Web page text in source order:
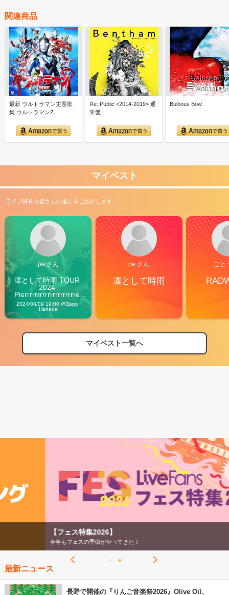
関連商品
最新 ウルトラマン主題歌
集 ウルトラマンZ
Re: Public <2014-2019> 通
常盤
Bulbous Bow
マイベスト
ライブ好きの皆さんの推しをご紹介します。
pe さん
凛として時雨 TOUR
2024
Pierrrrrrrrrrrrrrrrrrrre
Vibes
2024/08/09 19:00 @Zepp
Haneda
pe さん
凛として時雨
ごと
マイベスト一覧へ
【フェス特集2026】
今年もフェスの季節がやってきた！
最新ニュース
長野で開催の『りんご音楽祭2026』Olive Oil、